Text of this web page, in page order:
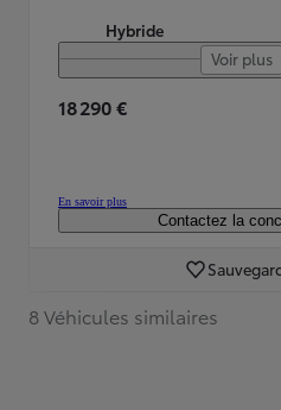
Hybride
Voir plus
18 290 €
En savoir plus
Contactez la
8 Véhicules similaires